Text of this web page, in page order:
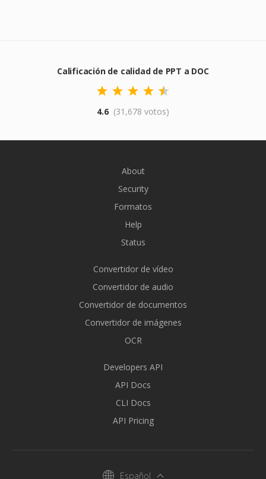
Calificación de calidad de PPT a DOC
4.6 (31,678 votos)
About
Security
Formatos
Help
Status
Convertidor de vídeo
Convertidor de audio
Convertidor de documentos
Convertidor de imágenes
OCR
Developers API
API Docs
CLI Docs
API Pricing
Español